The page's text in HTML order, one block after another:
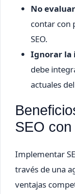
No
contar con
SEO.
Ignorar la
debe
actuales
SEO con
Implementar
través de una
ventajas